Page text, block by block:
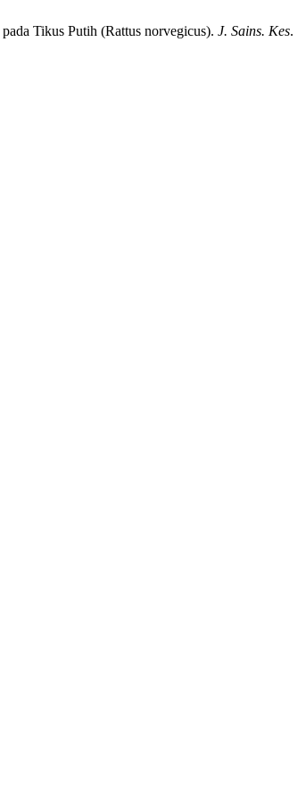
Tikus Putih (Rattus norvegicus). J. Sains. Kes.